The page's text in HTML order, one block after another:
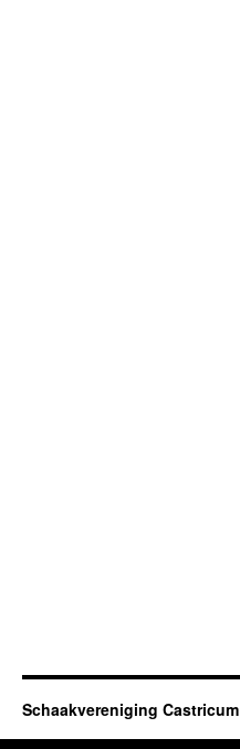
Schaakvereniging Castricum